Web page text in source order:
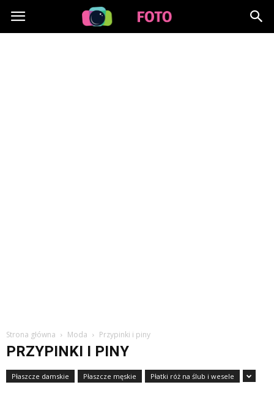
Lafoto.pl
Strona główna Moda Przypinki i piny
PRZYPINKI I PINY
Płaszcze damskie Płaszcze męskie Płatki róż na ślub i wesele